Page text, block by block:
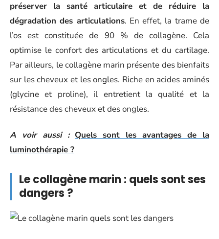
préserver la santé articulaire et de réduire la
dégradation des articulations. En effet, la trame de
l’os est constituée de 90 % de collagène. Cela
optimise le confort des articulations et du cartilage.
Par ailleurs, le collagène marin présente des bienfaits
sur les cheveux et les ongles. Riche en acides aminés
(glycine et proline), il entretient la qualité et la
résistance des cheveux et des ongles.
A voir aussi : Quels sont les avantages de la
luminothérapie ?
Le collagène marin : quels sont ses
dangers ?